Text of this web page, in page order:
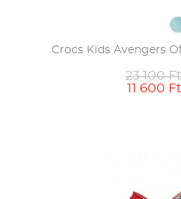
Crocs Kids Avengers
23 100 Ft
11 600 Ft